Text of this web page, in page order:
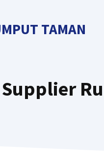
TAMAN
Supplier